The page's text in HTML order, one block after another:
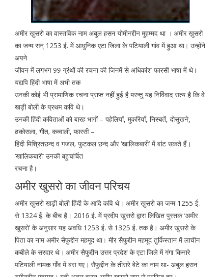
अमीर खुसरो का वास्तविक नाम अबुल हसन योमीनद्दीन मुहम्मद था । अमीर खुसरो
का जन्म सन् 1253 ई. में आधुनिक एटा जिला के पटियाली गांव में हुआ था। उन्होंने
अपने
जीवन में लगभग 99 ग्रंथों की रचना की जिनमें से अधिकांश फारसी भाषा में थे।
यद्यपि हिंदी भाषा में अभी तक
उनकी कोई भी प्रामाणिक रचना प्राप्त नहीं हुई है परन्तु यह निर्विवाद सत्य है कि वे
खड़ी बोली के प्रथम कवि थे।
उनकी हिंदी कविताओं को बारह भागों – पहेलियाँ, मुकरियाँ, निस्बतें, दोसुखने,
ढकोसला, गीत, कव्वाली, फारसी –
हिंदी मिश्रितछन्द व गजल, फुटकल छन्द और ‘खालिकबारी’ में बांट सकते हैं।
‘खालिकबारी’ उनकी बहुचर्चित
रचना है।
अमीर खुसरो का जीवन परिचय
अमीर खुसरो खड़ी बोली हिंदी के आदि कवि थे। अमीर खुसरो का जन्म 1255 ई.
से 1324 ई. के बीच है। 2016 ई. में प्रदीप खुसरो द्वारा लिखित पुस्तक ‘अमीर
खुसरो’ के अनुसार यह अवधि 1253 ई. से 1325 ई. तक है। अमीर खुसरो के
पिता का नाम अमीर सैफुद्दीन महमूद था। मीर सैफुद्दीन महमूद तुर्किस्तान में लाचीन
कबीले के सरदार थे। अमीर सैफुद्दीन उत्तर प्रदेश के एटा जिले में गंगा किनारे
पटियाली नामक गाँव में बस गए। सैफुद्दीन के तीसरे बेटे का नाम था- अबुल हसन